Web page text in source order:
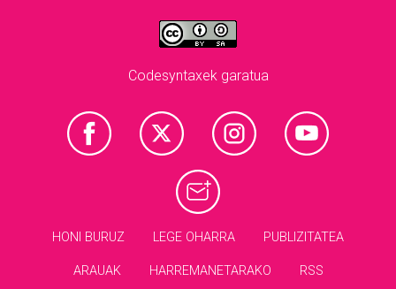
Codesyntaxek garatua
HONI BURUZ LEGE OHARRA PUBLIZITATEA
ARAUAK HARREMANETARAKO RSS